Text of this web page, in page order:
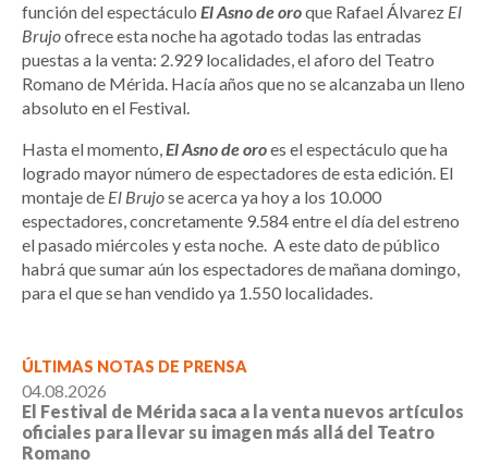
función del espectáculo El Asno de oroque Rafael Álvarez El
Brujoofrece esta noche ha agotado todas las entradas
puestas a la venta: 2.929 localidades, el aforo del Teatro
Romano de Mérida. Hacía años que no se alcanzaba un lleno
absoluto en el Festival.
Hasta el momento,El Asno de oroes el espectáculo que ha
logrado mayor número de espectadores de esta edición. El
montaje de El Brujose acerca ya hoy a los 10.000
espectadores, concretamente 9.584 entre el día del estreno
el pasado miércoles y esta noche. A este dato de público
habrá que sumar aún los espectadores de mañana domingo,
para el que se han vendido ya 1.550 localidades.
ÚLTIMAS NOTAS DE PRENSA
04.08.2026
El Festival de Mérida saca a la venta nuevos artículos
oficiales para llevar su imagen más allá del Teatro
Romano